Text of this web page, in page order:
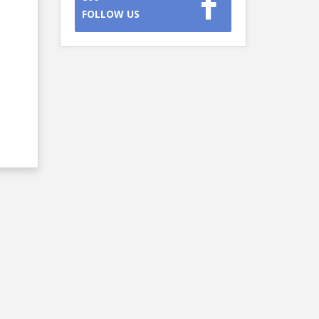
FOLLOW US